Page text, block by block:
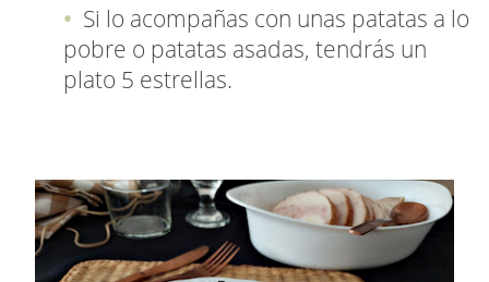
Si lo acompañas con unas patatas a lo
pobre o patatas asadas, tendrás un
plato 5 estrellas.